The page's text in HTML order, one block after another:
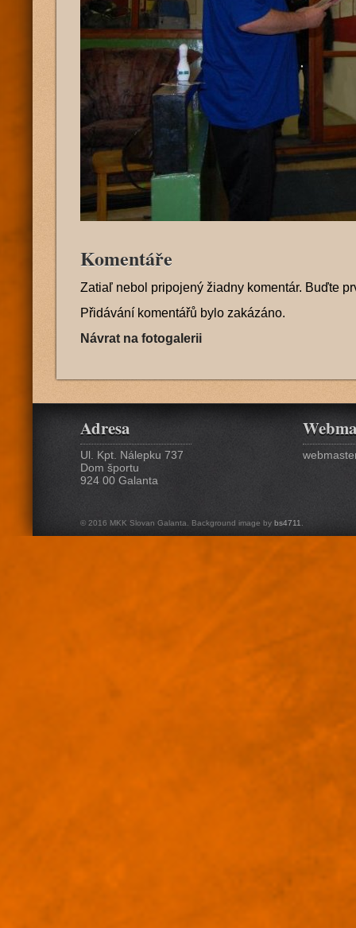
Komentáře
Zatiaľ nebol pripojený žiadny komentár. Buďte
Přidávání komentářů bylo zakázáno.
Návrat na fotogalerii
Adresa
Ul. Kpt. Nálepku 737
Dom športu
924 00 Galanta
© 2016 MKK Slovan Galanta. Background image by bs4711